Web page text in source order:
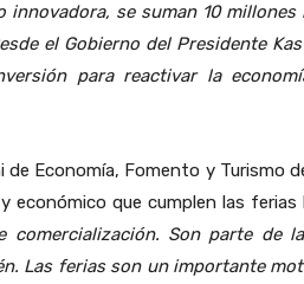
innovadora, se suman 10
el Gobierno del Presidente
para reactivar la
de Economía, Fomento y Turismo
económico que cumplen las ferias
comercialización. Son parte de
Las ferias son un importante